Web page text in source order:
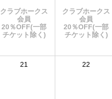
クラブホークス
会員
20％OFF(一部
チケット除く)
クラブホークス
会員
20％OFF(一部
チケット除く)
21 22